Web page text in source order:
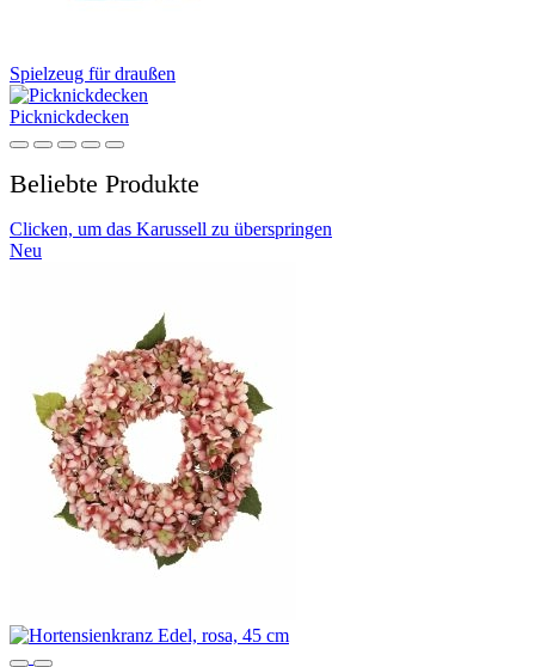
Spielzeug für draußen
Picknickdecken
Beliebte Produkte
Clicken, um das Karussell zu überspringen
Neu